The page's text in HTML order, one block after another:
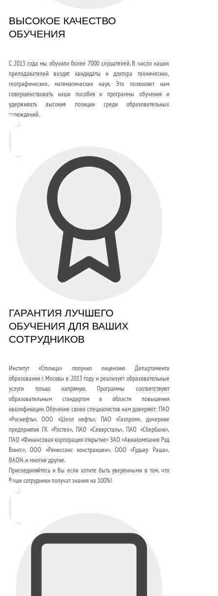
ВЫСОКОЕ КАЧЕСТВО
ОБУЧЕНИЯ
С 2013 года мы обучили более 7000 слушателей. В число наших
преподавателей входят кандидаты и доктора технических,
географических, математических наук. Это позволяет нам
совершенствовать наши пособия и программы обучения и
удерживать высокие позиции среди образовательных
учреждений.
ГАРАНТИЯ ЛУЧШЕГО
ОБУЧЕНИЯ ДЛЯ ВАШИХ
СОТРУДНИКОВ
Институт «Столица» получил лицензию Департамента
образования г. Москвы в 2013 году и реализует образовательные
услуги только напрямую. Программы соответствуют
образовательным стандартам в области повышения
квалификации. Обучение своих специалистов нам доверяют: ПАО
«Роснефть», ООО «Шелл нефть», ПАО «Газпром», дочерние
предприятия ГК «Ростех», ПАО «Северсталь», ПАО «Сбербанк»,
ПАО «Финансовая корпорация открытие» ЗАО «Авиакомпания Рэд
Вингс», ООО «Ренессанс констракшен», ООО «Гудьер Раша»,
BAON. и многие другие.
Присоединяйтесь и Вы если хотите быть уверенными в том, что
Ваши сотрудники получат знания на 100%!